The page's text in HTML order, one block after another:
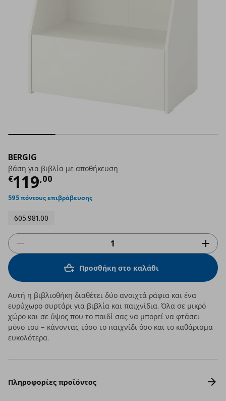
BERGIG
βάση για βιβλία με αποθήκευση
€119,00
Τρέχουσα τιμή
595 πόντους επιβράβευσης
605.981.00
Προσθήκη στο καλάθι
Αυτή η βιβλιοθήκη διαθέτει δύο ανοιχτά ράφια και ένα
ευρύχωρο συρτάρι για βιβλία και παιχνίδια. Όλα σε μικρό
χώρο και σε ύψος που το παιδί σας να μπορεί να φτάσει
μόνο του – κάνοντας τόσο το παιχνίδι όσο και το καθάρισμα
ευκολότερα.
Πληροφορίες προϊόντος